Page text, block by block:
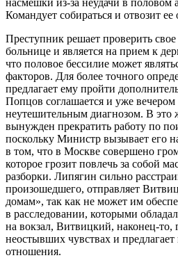
насмешки из-за неудачи в половом
Командует собираться и отвозит ее
Преступник решает проверить
больнице и является на прием к
что половое бессилие может
факторов. Для более точного
предлагает ему пройти
Попцов соглашается и уже
неутешительным диагнозом. В это
вынужден прекратить работу по
поскольку Министр вызывает его
в том, что в Москве совершено
которое грозит повлечь за собой
разборки. Липягин сильно
произошедшего, отправляет
домам», так как не может им
в расследовании, которыми
на вокзал, Витвицкий, наконец-то,
неостывших чувствах и
отношения.